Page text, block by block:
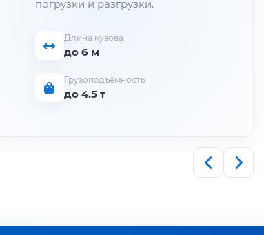
погрузки и разгрузки.
Длина кузова
до 6 м
Грузоподъёмность
до 4.5 т